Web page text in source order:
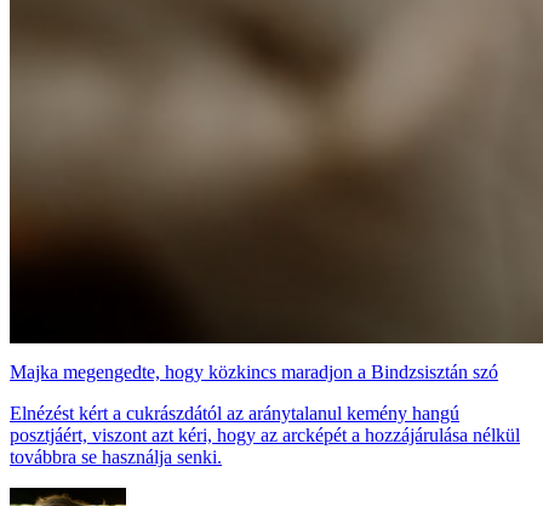
Majka megengedte, hogy közkincs maradjon a Bindzsisztán szó
Elnézést kért a cukrászdától az aránytalanul kemény hangú
posztjáért, viszont azt kéri, hogy az arcképét a hozzájárulása nélkül
továbbra se használja senki.